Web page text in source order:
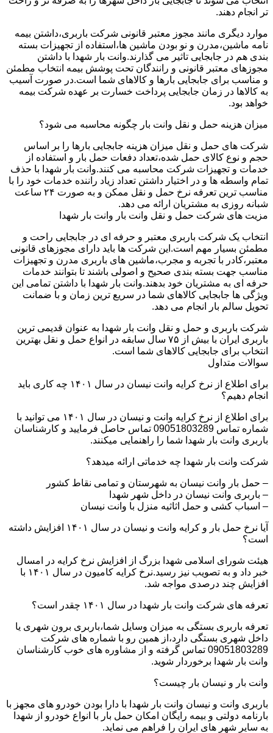
تر انجام دهند.
موارد دیگری مانند مجوز معتبر قانونی شرکت باربری،داشتن بیمه
نامه ماشین،مدرن و نو بودن ماشین ها،استفاده از تجهیزات بسته
بندی هم در جابجایی تاثیر می گذارند.وانت بار شهدا با داشتن
مجوزهای معتبر قانونی و رانندگان تحت پوشش بیمه انتخاب مطمئن
و مناسب برای جابجایی بارها و کالاهای شما است.در صورت آسیب
به کالاها در زمان جابجایی پرداخت خسارت بر عهده شرکت بیمه
خواهد بود.
میزان هزینه حمل و نقل وانت بار چگونه محاسبه می شود؟
شرکت های حمل و نقل میزان هزینه جابجایی بارها را بر اساس
حجم و نوع کالای حمل شده،تعداد دفعات حمل بار و استفاده از
خدمات و تجهیزات شرکت محاسبه می کنند.وانت بار شهدا با حذف
تمام واسطه ها و در اختیار داشتن تعداد زیاد راننده خدمات خود را با
مناسب ترین تعرفه نرخ حمل و نقل ممکن و به صورت ۲۴ ساعت
شبانه روزی به مشتریان ارائه می دهد.
مزیت های شرکت حمل و نقل وانت بار وانت بار شهدا
انتخاب یک شرکت باربری معتبر و حرفه ای در جابجایی راحت و
مطمئن بسیار مهم است.این شرکت ها باید دارای مجوزهای قانونی
معتبر،کادر با تجربه و مجرب،ماشین های باربری مدرن و تجهیزات
مناسب جهت بسته بندی صحیح و اصولی باشند تا بتوانند خدمات
حرفه ای به مشتریان خود بدهند.وانت بار شهدا با داشتن تمامی این
ویژگی ها جابجایی کالاهای شما در سریع ترین زمان و با ضمانت
تحویل سالم بار انجام می دهد.
شرکت باربری و حمل و نقل وانت بار شهدا به عنوان قدیمی ترین
باربری ایران با بیش از ۷۵ سال سابقه در انواع حمل و نقل بهترین
انتخاب برای جابجایی کالاهای شما است.
سوالات متداول
برای اطلاع از نرخ کرایه وانت نیسان در سال ۱۴۰۱ چه کاری باید
انجام دهیم؟
برای اطلاع از نرخ کرایه وانت و نیسان در سال ۱۴۰۱ می توانید با
شماره تماس 09051803289 تماس حاصل فرمایید و کارشناسان
باربری وانت بار شهدا شما را راهنمایی میکنند.
شرکت وانت بار شهدا چه خدماتی ارائه میدهد؟
– حمل بار وانت نیسان به شهرستان و تمامی نقاط کشور
– باربری وانت نیسان در داخل شهر شهدا
– اسباب کشی و حمل اثاثیه منزل با وانت نیسان
آیا نرخ حمل بار و کرایه وانت و نیسان در سال ۱۴۰۱ افزایش داشته
است؟
هیئت شورای اسلامی شهدا بزرگ از افزایش نرخ کرایه در امسال
خبر داد و به تصویب نیز رسید.نرخ کرایه کامیون در سال ۱۴۰۱ با
افزایش چند درصدی مواجه شد.
تعرفه های شرکت وانت بار شهدا در سال ۱۴۰۱ چقدر است؟
تعرفه باربری بستگی به میزان وسایل شما،باربری برون شهری یا
داخل شهری بستگی دارد،از همین رو با شماره های شرکت
09051803289 تماس گرفته و از مشاوره های خوب کارشناسان
وانت بار شهدا برخوردار شوید.
وانت بار و نیسان بار چیست؟
باربری وانت و نیسان وانت بار شهدا با دارا بودن خودرو های مجهز با
بارنامه دولتی و بیمه رایگان امکان حمل بار با انواع خودرو از شهدا
به سایر شهر های ایران را فراهم می نماید.